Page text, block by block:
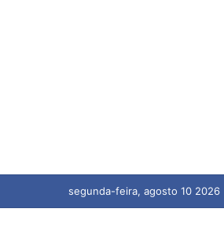
segunda-feira, agosto 10 2026